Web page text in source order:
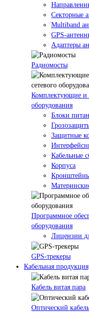
Секторные
Multiband
GPS-
Адаптеры
Радиомосты
Комплектующие и
оборудования
Блоки
Защитные
Кабельные
Корпуса
Программное
оборудования
Лицензии
GPS-трекеры
Кабельная
Кабель витая пара
Оптический кабель